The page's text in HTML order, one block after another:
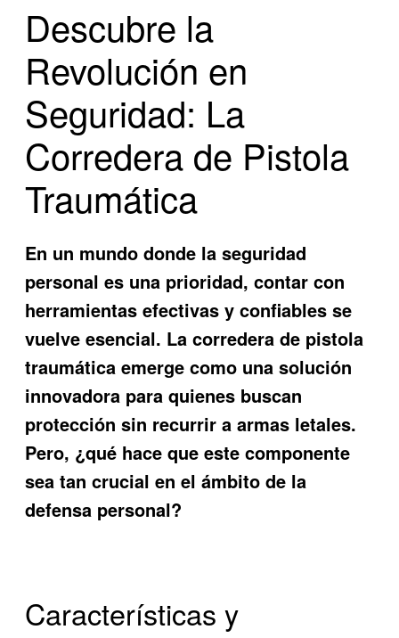
Descubre la
Revolución en
Seguridad: La
Corredera de Pistola
Traumática
En un mundo donde la seguridad
personal es una prioridad, contar con
herramientas efectivas y confiables se
vuelve esencial. Lacorredera de pistola
traumática emerge como una solución
innovadora para quienes buscan
protección sin recurrir a armas letales.
Pero, ¿qué hace que este componente
sea tan crucial en el ámbito de la
defensa personal?
Características y